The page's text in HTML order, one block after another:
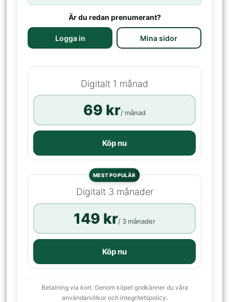
Är du redan prenumerant?
Logga in Mina sidor
Digitalt 1 månad
69 kr/ månad
Köp nu
MEST POPULÄR
Digitalt 3 månader
149 kr/ 3 månader
Köp nu
Betalning via kort. Genom köpet godkänner du våra
användarvillkor och integritetspolicy.